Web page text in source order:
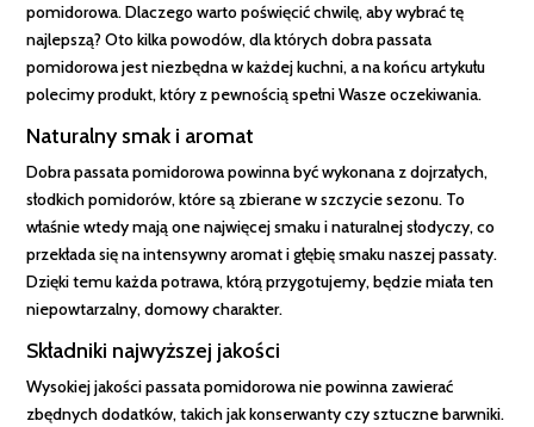
pomidorowa. Dlaczego warto poświęcić chwilę, aby wybrać tę
najlepszą? Oto kilka powodów, dla których dobra passata
pomidorowa jest niezbędna w każdej kuchni, a na końcu artykułu
polecimy produkt, który z pewnością spełni Wasze oczekiwania.
Naturalny smak i aromat
Dobra passata pomidorowa powinna być wykonana z dojrzałych,
słodkich pomidorów, które są zbierane w szczycie sezonu. To
właśnie wtedy mają one najwięcej smaku i naturalnej słodyczy, co
przekłada się na intensywny aromat i głębię smaku naszej passaty.
Dzięki temu każda potrawa, którą przygotujemy, będzie miała ten
niepowtarzalny, domowy charakter.
Składniki najwyższej jakości
Wysokiej jakości passata pomidorowa nie powinna zawierać
zbędnych dodatków, takich jak konserwanty czy sztuczne barwniki.